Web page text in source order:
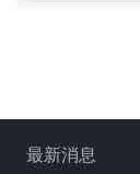
最新消息